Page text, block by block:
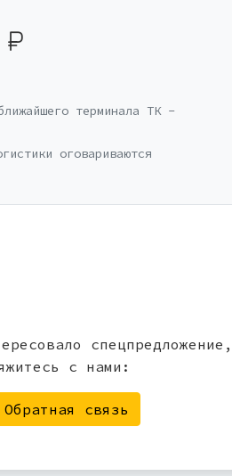
терминала ТК -
оговариваются
спецпредложение,
с нами:
связь